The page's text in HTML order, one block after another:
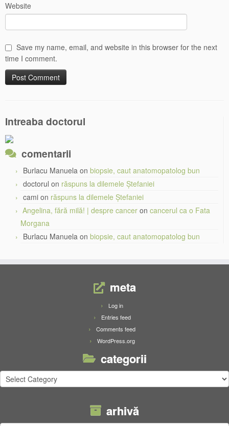
Website
Save my name, email, and website in this browser for the next
time I comment.
Intreaba doctorul
comentarii
Burlacu Manuela on biopsie, caut anatomopatolog bun
doctorul on răspuns la dilemele Ștefaniei
cami on răspuns la dilemele Ștefaniei
Angelina, fără milă! | despre cancer on cancerul ca o Fata
Morgana
Burlacu Manuela on biopsie, caut anatomopatolog bun
meta
Log in
Entries feed
Comments feed
WordPress.org
categorii
categorii
arhivă